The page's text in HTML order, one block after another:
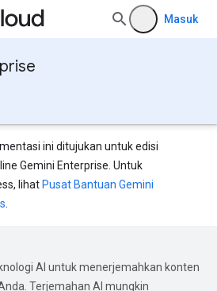
Masuk
ini ditujukan untuk edisi
Gemini Enterprise. Untuk
lihat Pusat Bantuan Gemini
AI untuk menerjemahkan konten
Terjemahan AI mungkin